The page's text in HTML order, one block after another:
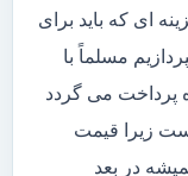
ای که باید برای
مسلماً با
پرداخت می گردد
زیرا قیمت
در بعد